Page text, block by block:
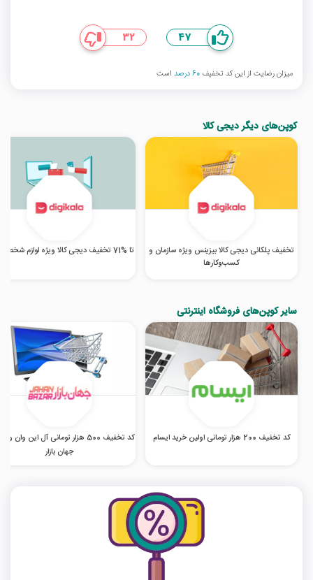
47
32
میزان رضایت از این کد تخفیف 60 درصد است
کوپن‌های دیگر دیجی کالا
تخفیف پلکانی دیجی کالا بیزینس ویژه سازمان و
کسب‌‌وکارها
تا %71 تخفیف دیجی کالا ویژه لوازم شخصی برقی
سایر کوپن‌های فروشگاه اینترنتی
کد تخفیف 200 هزار تومانی اولین خرید ایسام
کد تخفیف 500 هزار تومانی آل این
جهان بازار